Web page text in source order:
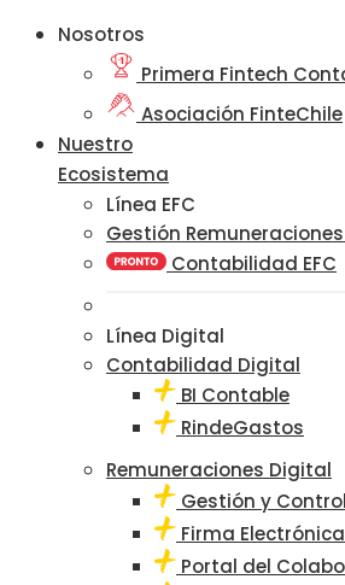
Nosotros
Primera Fintech
Asociación FinteChile
Nuestro
Ecosistema
Línea EFC
Gestión Remuneraciones
Contabilidad EFC
Línea Digital
Contabilidad Digital
BI Contable
RindeGastos
Remuneraciones Digital
Gestión y
Firma Electrónica
Portal del